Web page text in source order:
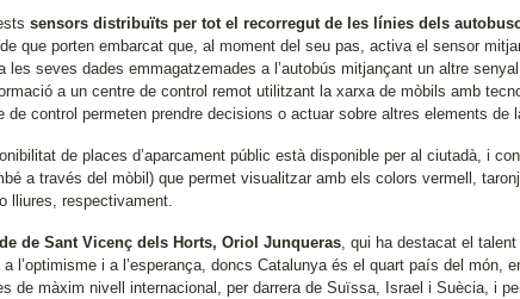
sensors distribuïts per tot el recorregut de les línies dels
que porten embarcat que, al moment del seu pas, activa el sensor
les seves dades emmagatzemades a l’autobús mitjançant un altre
a un centre de control remot utilitzant la xarxa de mòbils amb
de control permeten prendre decisions o actuar sobre altres elements de
de places d’aparcament públic està disponible per al ciutadà, i
a través del mòbil) que permet visualitzar amb els colors vermell,
lliures, respectivament.
de Sant Vicenç dels Horts, Oriol Junqueras, qui ha destacat el
l’optimisme i a l’esperança, doncs Catalunya és el quart país del món,
de màxim nivell internacional, per darrera de Suïssa, Israel i Suècia, i